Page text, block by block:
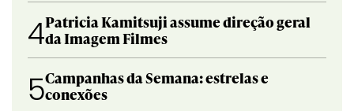
4Patricia Kamitsuji assume direção geral
da Imagem Filmes
5Campanhas da Semana: estrelas e
conexões